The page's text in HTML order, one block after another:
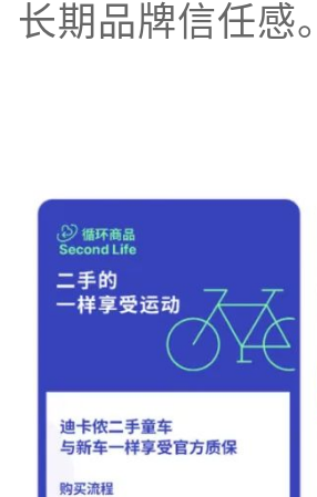
长期品牌信任感。